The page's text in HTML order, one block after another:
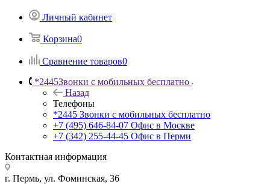
Личный кабинет
Корзина0
Сравнение товаров0
*2445Звонки с мобильных бесплатно
Назад
Телефоны
*2445 Звонки с мобильных бесплатно
+7 (495) 646-84-07 Офис в Москве
+7 (342) 255-44-45 Офис в Перми
Контактная информация
г. Пермь, ул. Фоминская, 36